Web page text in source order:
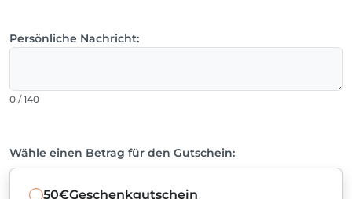
Persönliche Nachricht:
0 / 140
Wähle einen Betrag für den Gutschein:
50€Geschenkgutschein